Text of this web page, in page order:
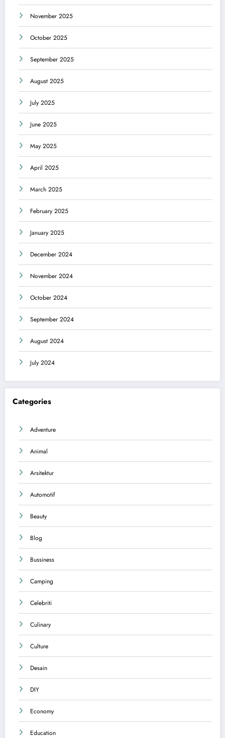
November 2025
October 2025
September 2025
August 2025
July 2025
June 2025
May 2025
April 2025
March 2025
February 2025
January 2025
December 2024
November 2024
October 2024
September 2024
August 2024
July 2024
Categories
Adventure
Animal
Arsitektur
Automotif
Beauty
Blog
Bussiness
Camping
Celebriti
Culinary
Culture
Desain
DIY
Economy
Education